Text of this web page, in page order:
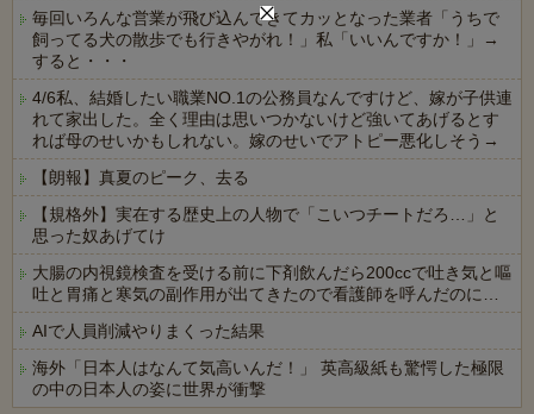
毎回いろんな営業が飛び込んできてカッとなった業者「うちで
飼ってる犬の散歩でも行きやがれ！」私「いいんですか！」→
すると・・・
4/6私、結婚したい職業NO.1の公務員なんですけど、嫁が子供連
れて家出した。全く理由は思いつかないけど強いてあげるとす
れば母のせいかもしれない。嫁のせいでアトピー悪化しそう→
【朗報】真夏のピーク、去る
【規格外】実在する歴史上の人物で「こいつチートだろ…」と
思った奴あげてけ
大腸の内視鏡検査を受ける前に下剤飲んだら200ccで吐き気と嘔
吐と胃痛と寒気の副作用が出てきたので看護師を呼んだのに…
AIで人員削減やりまくった結果
海外「日本人はなんて気高いんだ！」 英高級紙も驚愕した極限
の中の日本人の姿に世界が衝撃